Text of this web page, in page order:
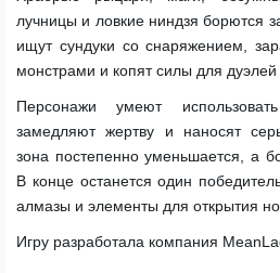
лучницы и ловкие ниндзя борются
ищут сундуки со снаряжением,
монстрами и копят силы для дуэлей
Персонажи умеют
замедляют жертву и наносят
зона постепенно уменьшается, а
В конце останется один
алмазы и элементы для открытия
Игру разработала компания